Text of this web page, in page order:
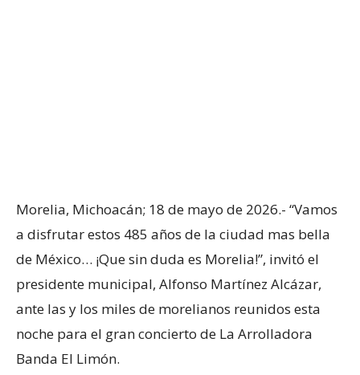
Morelia, Michoacán; 18 de mayo de 2026.- “Vamos
a disfrutar estos 485 años de la ciudad mas bella
de México… ¡Que sin duda es Morelia!”, invitó el
presidente municipal, Alfonso Martínez Alcázar,
ante las y los miles de morelianos reunidos esta
noche para el gran concierto de La Arrolladora
Banda El Limón.